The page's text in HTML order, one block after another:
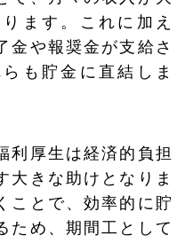
ます。これに加え
金や報奨金が支給さ
も貯金に直結しま
利厚生は経済的負担
大きな助けとなりま
ことで、効率的に貯
ため、期間工として